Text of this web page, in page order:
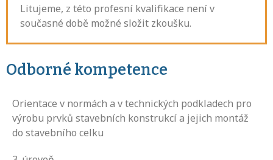
Litujeme, z této profesní kvalifikace není v
současné době možné složit zkoušku.
Odborné kompetence
Orientace v normách a v technických podkladech pro
výrobu prvků stavebních konstrukcí a jejich montáž
do stavebního celku